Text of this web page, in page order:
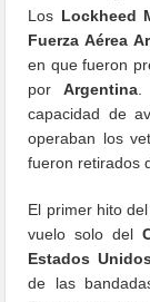
Los Lockheed
Fuerza Aérea
en que fueron
porArgentina
capacidad de
operaban los
fueron retirados
El primer hito
vuelo solo del
Estados Unidos
de las